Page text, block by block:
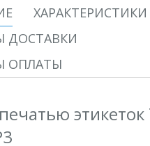
ХАРАКТЕРИСТИКИ
ДОСТАВКИ
ОПЛАТЫ